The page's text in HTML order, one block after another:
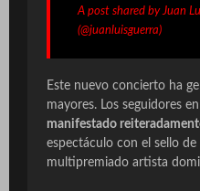
A post shared by Juan
(@juanluisguerra)
Este nuevo concierto ha
mayores. Los seguidores
manifestado
espectáculo con el sello de
multipremiado artista